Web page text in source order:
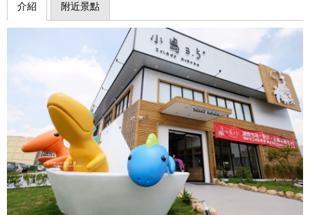
介紹 附近景點